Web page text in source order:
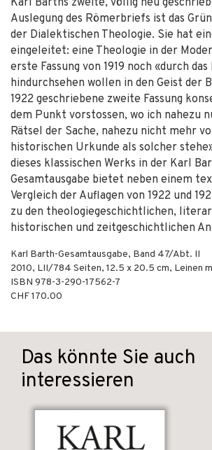
Karl Barths zweite, völlig neu
Auslegung des Römerbriefs ist das
der Dialektischen Theologie. Sie hat
eingeleitet: eine Theologie in der
erste Fassung von 1919 noch «durch
hindurchsehen wollen in den Geist der
1922 geschriebene zweite Fassung
dem Punkt vorstossen, wo ich nahezu
Rätsel der Sache, nahezu nicht mehr
historischen Urkunde als solcher
dieses klassischen Werks in der Karl
Gesamtausgabe bietet neben einem
Vergleich der Auflagen von 1922 und
zu den theologiegeschichtlichen,
historischen und zeitgeschichtlichen
Karl Barth-Gesamtausgabe, Band 47/Abt. II
2010, LII/784 Seiten, 12.5 x 20.5 cm, Leinen
ISBN 978-3-290-17562-7
CHF 170.00
Das könnte Sie auch
interessieren